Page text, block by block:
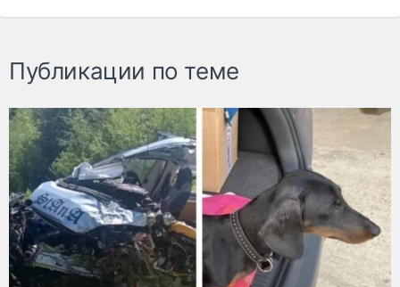
Публикации по теме